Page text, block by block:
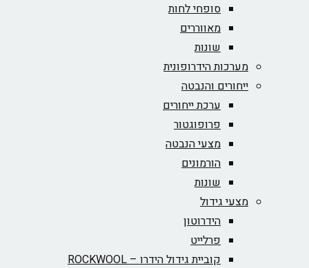
סופחי לחות
מאווררים
שונות
מערכות הידרופונית
ייחורים והנבטה
ערכת ייחורים
פרופוגטור
מצעי הנבטה
הורמונים
שונות
מצעי גידול
הידרוטון
פרלייט
קוביית גידול הידרו – ROCKWOOL‏